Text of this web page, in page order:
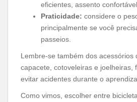
eficientes, assento
Praticidade: considere o
principalmente se você
passeios.
Lembre-se também dos acessórios
capacete, cotoveleiras e joelheiras,
evitar acidentes durante o
Como vimos, escolher entre